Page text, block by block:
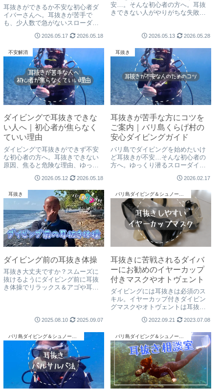
耳抜きができるか不安な初心者ダ
イバーさんへ。耳抜きが苦手で
も、少人数で急がないスローダイ
す。海が怖い人や泳げない人にも
寄り添う、初心者向けダイビング
の考え方を紹介します。
2026.05.17 2026.05.18
安…。そんな初心者の方へ。耳抜
きできない人がやりがちな失敗
ョップ「くらげ村」がわかりやす
2026.05.13 2026.05.28
不安解消
ダイビングで耳抜きできな
い人へ｜初心者が焦らなく
ていい理由
ダイビングで耳抜きができず不安
な初心者の方へ。耳抜きできない
原因、焦ると危険な理由、ゆっく
本人インストラクターが解説。耳
抜きが苦手でも安心して楽しめる
スローダイブをご紹介します。
2026.05.12 2026.05.18
耳抜き
耳抜きが苦手な方にコツを
ご案内｜バリ島くらげ村の
安心ダイビングガイド
バリ島でダイビングを始めたいけ
ど耳抜きが不安…そんな初心者の
方へ。ゆっくり潜るスローダイブ
による安心サポート、体験談を紹
介。耳抜きが苦手でも安心して海
を楽しめます。
2026.02.17
耳抜き
ダイビング前の耳抜き体操
耳抜き大丈夫ですか？スムーズに
抜けるようにダイビング前に耳抜
き体操でリラックス＆アゴや耳管
2025.08.10 2025.09.07
バリ島ダイビング＆シュノーケリング
耳抜きに苦戦されるダイバ
ーにお勧めのイヤーカップ
付きマスクやオトヴェント
ダイビングには耳抜きは必須のス
キル。イヤーカップ付きダイビン
グマスクやオトヴェントは耳抜き
ングがイマイチわからない方 耳管
す。バリ島くらげ村にはイヤーカ
ップ付きマスクあります。
2022.09.21 2023.07.08